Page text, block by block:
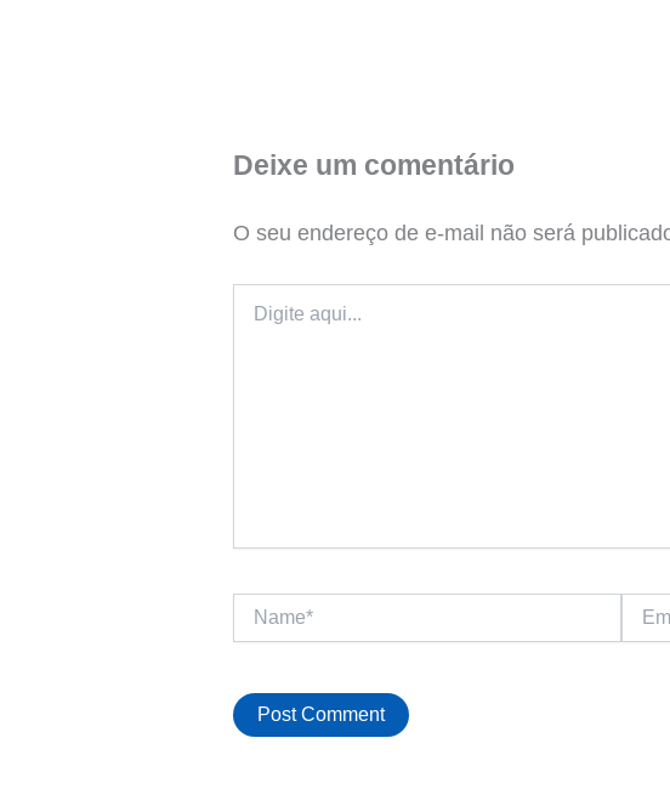
Deixe um comentário
O seu endereço de e-mail não será
aqui...